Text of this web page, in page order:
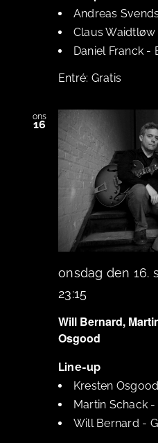
Andreas
Claus Waidtløw
Daniel Franck -
Gratis
ons
16
onsdag den 16.
23:15
Will Bernard,
Osgood
Line-up
Kresten Osgood
Martin Schack -
Will Bernard -